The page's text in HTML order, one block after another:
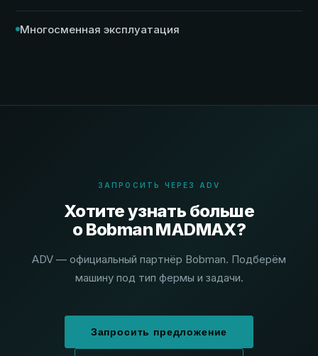
Многосменная эксплуатация
ЗАПРОСИТЬ ЧЕРЕЗ ADV
Хотите узнать больше
о Bobman MADMAX?
ADV — официальный партнёр Bobman. Подберём
машину под тип фермы и задачи.
Запросить предложение